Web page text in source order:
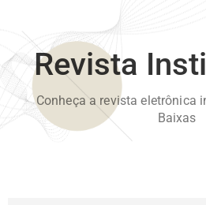
Revista
Conheça a revista eletrônica
Baixas